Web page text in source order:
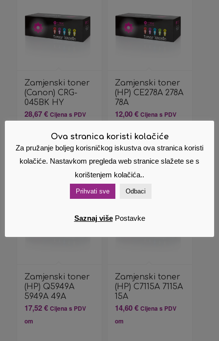
Zamjenski toner
(Canon) CRG-
045BK HY
28,67€ Cijena s PDV
Dodaj u
košaricu
Pokaži
detalje
Zamjenski toner
(HP) CE278A 278A
78A
12,00€ Cijena s PDV
Dodaj u
košaricu
Pokaži
detalje
Zamjenski toner
(HP) Q5949A
5949A 49A
17,52€ Cijena s PDV
om
Zamjenski toner
(HP) C7115A 7115A
15A
14,60€ Cijena s PDV
om
Ova stranica koristi kolačiće
Za pružanje boljeg korisničkog iskustva ova stranica koristi
kolačiće. Nastavkom pregleda web stranice slažete se s
korištenjem kolačića..
Prihvati sve Odbaci
Saznaj više Postavke